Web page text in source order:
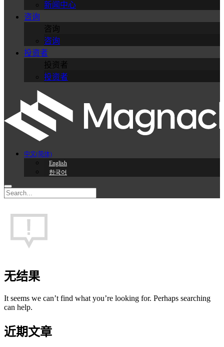
新闻中心
咨询
咨询
咨询
投资者
投资者
投资者
中文(简体)
English
한국어
无结果
It seems we can’t find what you’re looking for. Perhaps searching
can help.
近期文章